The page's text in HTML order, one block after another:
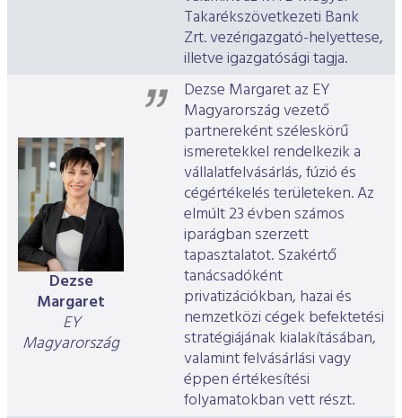
Takarékszövetkezeti Bank
Zrt. vezérigazgató-helyettese,
illetve igazgatósági tagja.
Dezse
Margaret
EY
Magyarország
Dezse Margaret az EY
Magyarország vezető
partnereként széleskörű
ismeretekkel rendelkezik a
vállalatfelvásárlás, fúzió és
cégértékelés területeken. Az
elmúlt 23 évben számos
iparágban szerzett
tapasztalatot. Szakértő
tanácsadóként
privatizációkban, hazai és
nemzetközi cégek befektetési
stratégiájának kialakításában,
valamint felvásárlási vagy
éppen értékesítési
folyamatokban vett részt.